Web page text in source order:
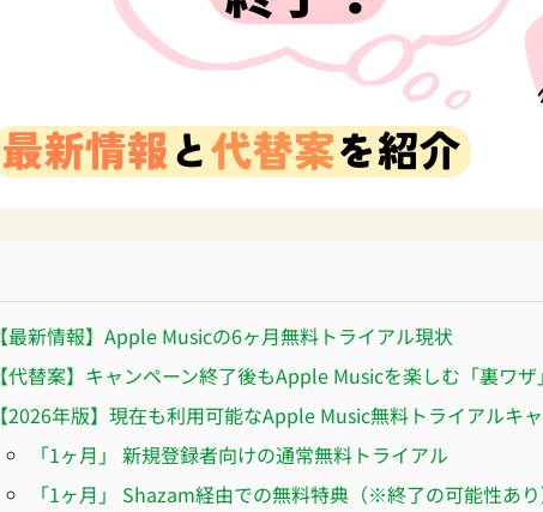
【最新情報】Apple Musicの6ヶ月無料トライアル現状
【代替案】キャンペーン終了後もApple Musicを楽しむ「裏ワザ」
【2026年版】現在も利用可能なApple Music無料トライアルキ
「1ヶ月」 新規登録者向けの通常無料トライアル
「1ヶ月」 Shazam経由での無料特典（※終了の可能性あり